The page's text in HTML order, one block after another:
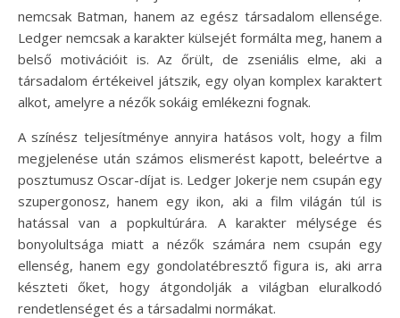
nemcsak Batman, hanem az egész társadalom ellensége.
Ledger nemcsak a karakter külsejét formálta meg, hanem a
belső motivációit is. Az őrült, de zseniális elme, aki a
társadalom értékeivel játszik, egy olyan komplex karaktert
alkot, amelyre a nézők sokáig emlékezni fognak.
A színész teljesítménye annyira hatásos volt, hogy a film
megjelenése után számos elismerést kapott, beleértve a
posztumusz Oscar-díjat is. Ledger Jokerje nem csupán egy
szupergonosz, hanem egy ikon, aki a film világán túl is
hatással van a popkultúrára. A karakter mélysége és
bonyolultsága miatt a nézők számára nem csupán egy
ellenség, hanem egy gondolatébresztő figura is, aki arra
készteti őket, hogy átgondolják a világban eluralkodó
rendetlenséget és a társadalmi normákat.